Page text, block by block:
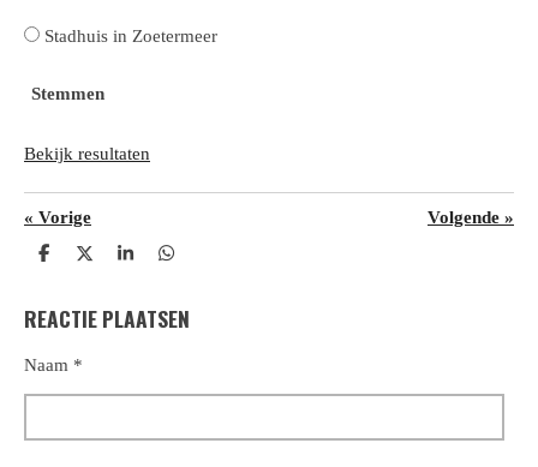
Stadhuis in Zoetermeer
Stemmen
Bekijk resultaten
« Vorige Volgende »
D
e
n
D
l
S
r
e
D
e
n
REACTIE PLAATSEN
Naam *